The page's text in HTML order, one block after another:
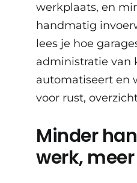
werkplaats, en
handmatig
lees je hoe
administratie van
automatiseert en
voor rust,
Minder
werk,